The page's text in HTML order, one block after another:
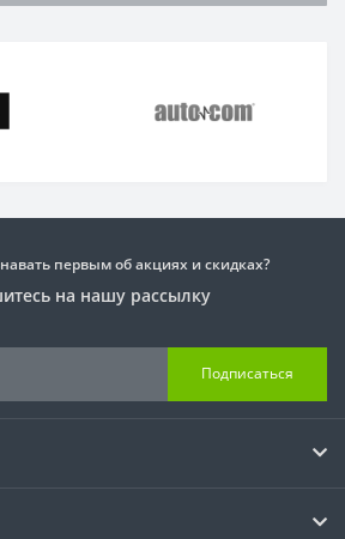
первым об акциях и скидках?
на нашу рассылку
Подписаться